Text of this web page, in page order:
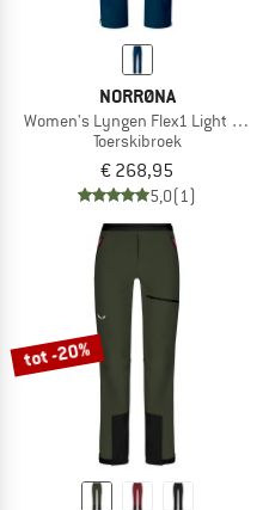
NORRØNA
Women's Lyngen Flex1 Light Pants
Toerskibroek
€ 268,95
5,0(1)
tot -20%